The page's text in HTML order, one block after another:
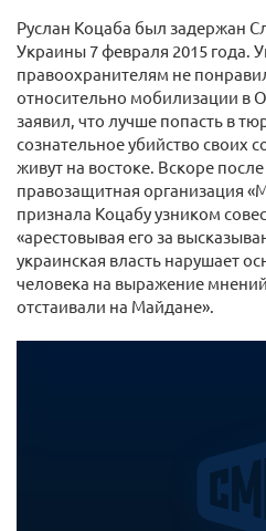
Руслан Коцаба был задержан
Украины 7 февраля 2015 года.
правоохранителям не
относительно мобилизации в
заявил, что лучше попасть в
сознательное убийство своих
живут на востоке. Вскоре
правозащитная организация
признала Коцабу узником
«арестовывая его за
украинская власть нарушает
человека на выражение
отстаивали на Майдане».